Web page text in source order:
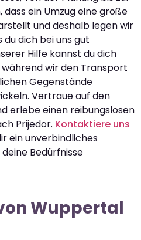
dass ein Umzug eine große
und deshalb legen wir
dich bei uns gut
Hilfe kannst du dich
wir den Transport
Gegenstände
Vertraue auf den
erlebe einen reibungslosen
Prijedor. Kontaktiere uns
ein unverbindliches
Bedürfnisse
Wuppertal